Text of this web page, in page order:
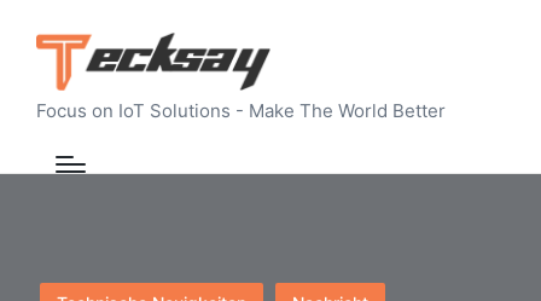
Focus on IoT Solutions - Make The World Better
Posted